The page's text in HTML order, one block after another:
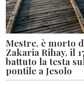
Mestre, è morto
Zakaria Rihay, il
battuto la testa
pontile a Jesolo